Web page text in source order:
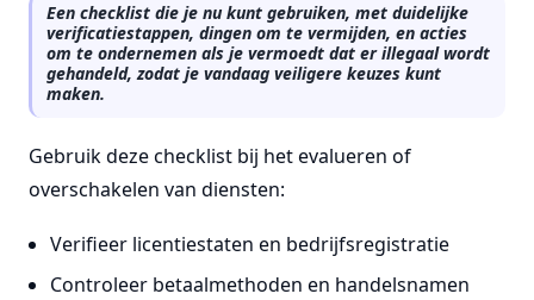
Een checklist die je nu kunt gebruiken, met duidelijke
verificatiestappen, dingen om te vermijden, en acties
om te ondernemen als je vermoedt dat er illegaal wordt
gehandeld, zodat je vandaag veiligere keuzes kunt
maken.
Gebruik deze checklist bij het evalueren of
overschakelen van diensten:
Verifieer licentiestaten en bedrijfsregistratie
Controleer betaalmethoden en handelsnamen